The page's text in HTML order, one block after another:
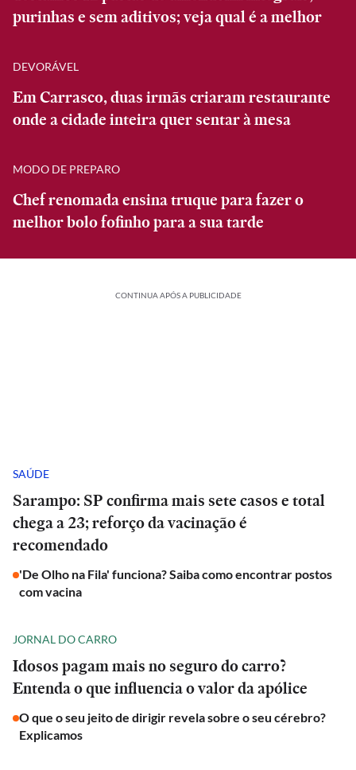
purinhas e sem aditivos; veja qual é a melhor
DEVORÁVEL
Em Carrasco, duas irmãs criaram restaurante
onde a cidade inteira quer sentar à mesa
MODO DE PREPARO
Chef renomada ensina truque para fazer o
melhor bolo fofinho para a sua tarde
CONTINUA APÓS A PUBLICIDADE
SAÚDE
Sarampo: SP confirma mais sete casos e total
chega a 23; reforço da vacinação é
recomendado
'De Olho na Fila' funciona? Saiba como encontrar postos
com vacina
JORNAL DO CARRO
Idosos pagam mais no seguro do carro?
Entenda o que influencia o valor da apólice
O que o seu jeito de dirigir revela sobre o seu cérebro?
Explicamos